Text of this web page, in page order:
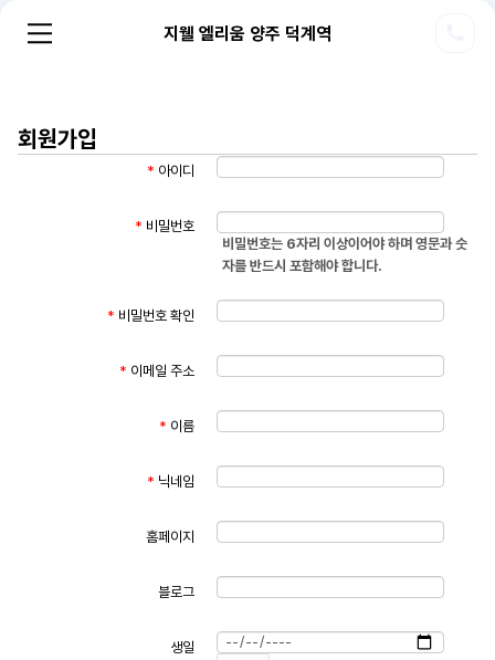
지웰 엘리움 양주 덕계역
회원가입
* 아이디
* 비밀번호
비밀번호는 6자리 이상이어야 하며 영문과 숫
자를 반드시 포함해야 합니다.
* 비밀번호 확인
* 이메일 주소
* 이름
* 닉네임
홈페이지
블로그
생일